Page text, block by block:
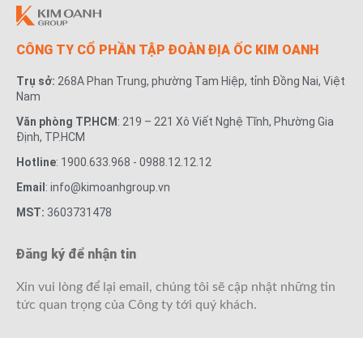
CÔNG TY CỔ PHẦN TẬP ĐOÀN ĐỊA ỐC KIM OANH
Trụ sở: 268A Phan Trung, phường Tam Hiệp, tỉnh Đồng Nai, Việt
Nam
Văn phòng TP.HCM : 219 – 221 Xô Viết Nghệ Tĩnh, Phường Gia
Định, TP.HCM
Hotline: 1900.633.968 - 0988.12.12.12
Email : info@kimoanhgroup.vn
MST: 3603731478
Đăng ký để nhận tin
Xin vui lòng để lại email, chúng tôi sẽ cập nhật những tin
tức quan trọng của Công ty tới quý khách.